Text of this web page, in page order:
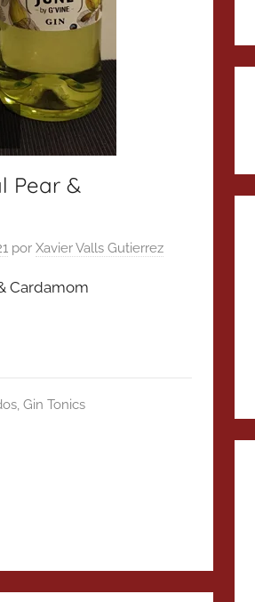
Pear &
porXavier Valls Gutierrez
Cardamom
, Gin Tonics